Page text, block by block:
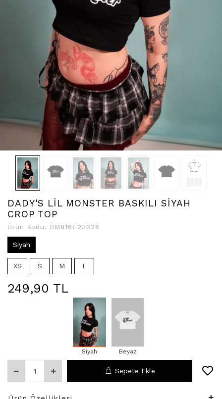
DADY'S LİL MONSTER BASKILI SİYAH
CROP TOP
Ürün Kodu: BM816E23326
Siyah
XS S M L
249,90 TL
Siyah Beyaz
Sepete Ekle